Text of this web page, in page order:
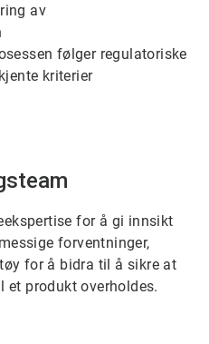
av
følger regulatoriske
kriterier
for å gi innsikt
forventninger,
for å bidra til å sikre at
et produkt overholdes.